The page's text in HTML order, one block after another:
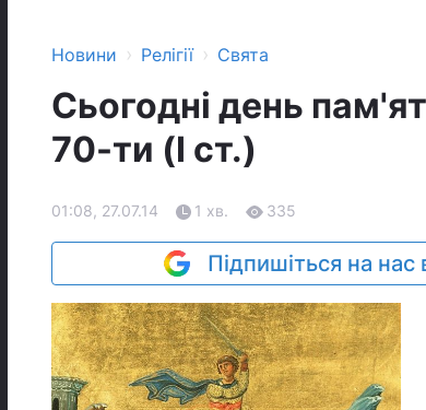
Новини › Релігії › Свята
Сьогодні день
70-ти (І ст.)
01:08, 27.07.14 1 хв. 335
Підпишіться на нас